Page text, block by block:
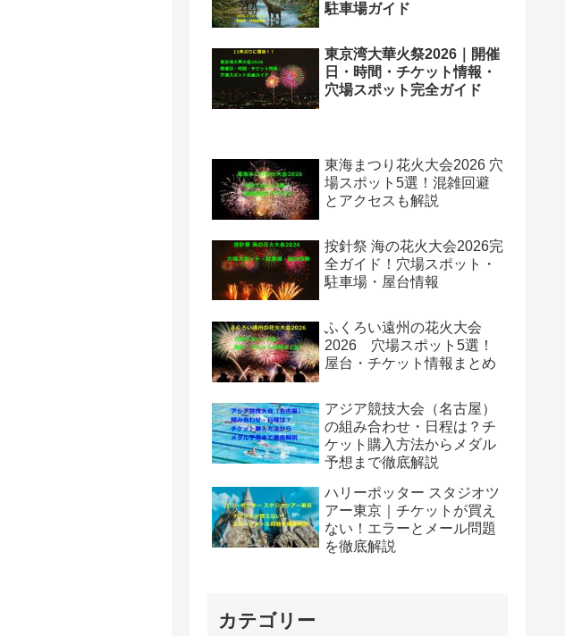
駐車場ガイド
東京湾大華火祭2026｜開催
日・時間・チケット情報・
穴場スポット完全ガイド
東海まつり花火大会2026 穴
場スポット5選！混雑回避
とアクセスも解説
按針祭 海の花火大会2026完
全ガイド！穴場スポット・
駐車場・屋台情報
ふくろい遠州の花火大会
2026 穴場スポット5選！
屋台・チケット情報まとめ
アジア競技大会（名古屋）
の組み合わせ・日程は？チ
ケット購入方法からメダル
予想まで徹底解説
ハリーポッター スタジオツ
アー東京｜チケットが買え
ない！エラーとメール問題
を徹底解説
カテゴリー